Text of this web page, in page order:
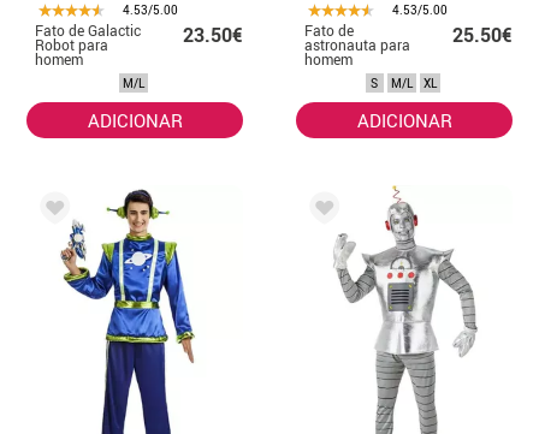
4.53/5.00
Fato de Galactic
Robot para
homem
23.50€
M/L
ADICIONAR
4.53/5.00
Fato de
astronauta para
homem
25.50€
S M/L XL
ADICIONAR